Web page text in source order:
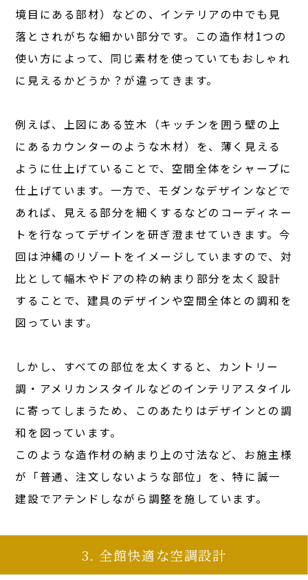
境目にある部材）などの、インテリアの中でも見
落とされがちな細かい部分です。この造作材1つの
使い方によって、同じ素材を使っていてもおしゃれ
に見えるかどうか？が違ってきます。
例えば、上図にある笠木（キッチンを囲う壁の上
にあるカウンターのような木材）を、薄く見える
ように仕上げていることで、空間全体をシャープに
仕上げています。一方で、モダンなデザインなどで
あれば、見える部分を細くするなどのコーディネー
トを行なってデザインを研ぎ澄ませていきます。今
回は沖縄のリゾートをイメージしていますので、対
比として幅木やドアの枠の納まり部分を太く設計
することで、建具のデザインや空間全体との調和を
図っています。
しかし、すべての部位を太くすると、カントリー
調・アメリカンスタイルなどのインテリアスタイル
に寄ってしまうため、このあたりはデザインとの調
和を図っています。
このような造作材の納まり上の寸法など、お施主様
が「普通、注文しないような部位」を、特に誠一
建設でアテンドしながら調整を施しています。
3. 全館快適な空調設計